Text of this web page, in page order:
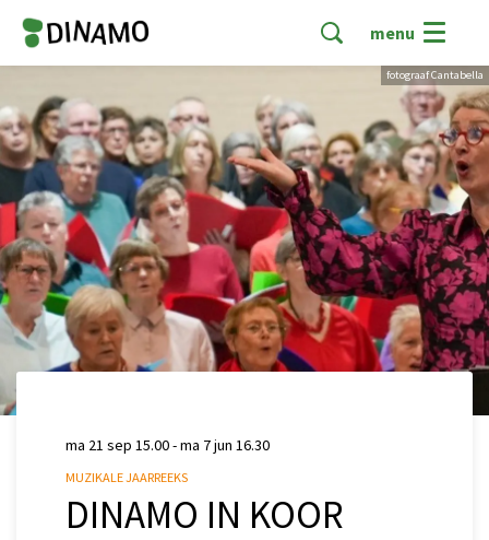
menu
fotograaf Cantabella
DINAMO IN KOOR
MUZIKALE JAARREEKS
ma 21 sep 15.00-ma 7 jun 16.30